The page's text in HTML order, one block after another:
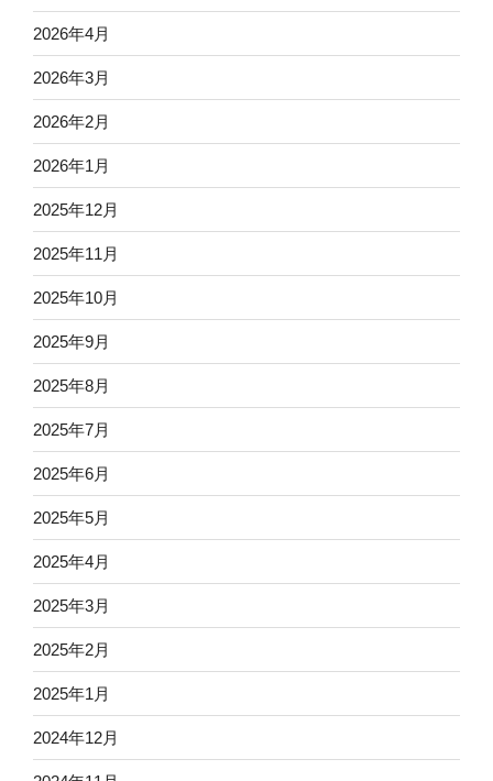
2026年4月
2026年3月
2026年2月
2026年1月
2025年12月
2025年11月
2025年10月
2025年9月
2025年8月
2025年7月
2025年6月
2025年5月
2025年4月
2025年3月
2025年2月
2025年1月
2024年12月